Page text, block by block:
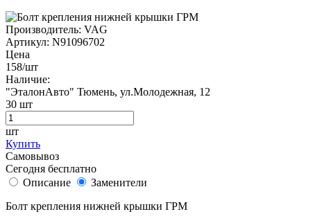
Производитель: VAG
Артикул: N91096702
Цена
158/шт
Наличие:
"ЭталонАвто" Тюмень, ул.Молодежная, 12
30 шт
шт
Купить
Самовывоз
Сегодня бесплатно
Описание
Заменители
Болт крепления нижней крышки ГРМ